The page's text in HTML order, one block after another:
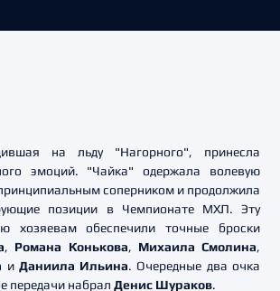
на льду "Нагорного", принесла
эмоций. "Чайка" одержала волевую
соперником и продолжила
позиции в Чемпионате МХЛ. Эту
хозяевам обеспечили точные броски
, Романа Конькова, Михаила Смолина,
и Даниила Ильина. Очередные два очка
передачи набрал Денис Шураков.